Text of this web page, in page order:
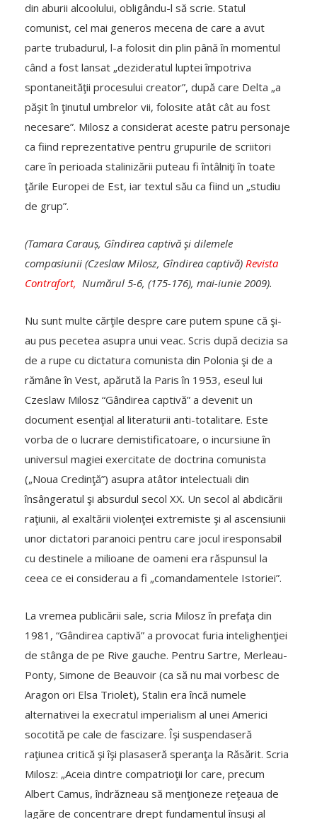
din aburii alcoolului, obligându-l să scrie. Statul
comunist, cel mai generos mecena de care a avut
parte trubadurul, l-a folosit din plin până în momentul
când a fost lansat „dezideratul luptei împotriva
spontaneităţii procesului creator”, după care Delta „a
păşit în ţinutul umbrelor vii, folosite atât cât au fost
necesare”. Milosz a considerat aceste patru personaje
ca fiind reprezentative pentru grupurile de scriitori
care în perioada stalinizării puteau fi întâlniţi în toate
ţările Europei de Est, iar textul său ca fiind un „studiu
de grup”.
(Tamara Carauș, Gîndirea captivă şi dilemele
compasiunii (Czeslaw Milosz, Gîndirea captivă) Revista
Contrafort, Numărul 5-6, (175-176), mai-iunie 2009).
Nu sunt multe cărţile despre care putem spune că şi-
au pus pecetea asupra unui veac. Scris după decizia sa
de a rupe cu dictatura comunista din Polonia şi de a
rămâne în Vest, apărută la Paris în 1953, eseul lui
Czeslaw Milosz “Gândirea captivă” a devenit un
document esenţial al literaturii anti-totalitare. Este
vorba de o lucrare demistificatoare, o incursiune în
universul magiei exercitate de doctrina comunista
(„Noua Credinţă”) asupra atâtor intelectuali din
însângeratul şi absurdul secol XX. Un secol al abdicării
raţiunii, al exaltării violenţei extremiste şi al ascensiunii
unor dictatori paranoici pentru care jocul iresponsabil
cu destinele a milioane de oameni era răspunsul la
ceea ce ei considerau a fi „comandamentele Istoriei”.
La vremea publicării sale, scria Milosz în prefaţa din
1981, “Gândirea captivă” a provocat furia intelighenţiei
de stânga de pe Rive gauche. Pentru Sartre, Merleau-
Ponty, Simone de Beauvoir (ca să nu mai vorbesc de
Aragon ori Elsa Triolet), Stalin era încă numele
alternativei la execratul imperialism al unei Americi
socotită pe cale de fascizare. Îşi suspendaseră
raţiunea critică şi îşi plasaseră speranţa la Răsărit. Scria
Milosz: „Aceia dintre compatrioţii lor care, precum
Albert Camus, îndrăzneau să menţioneze reţeaua de
lagăre de concentrare drept fundamentul însuşi al